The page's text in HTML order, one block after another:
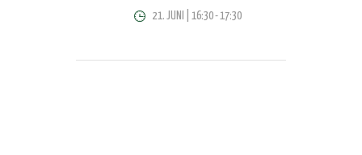
21. JUNI | 16:30-17:30